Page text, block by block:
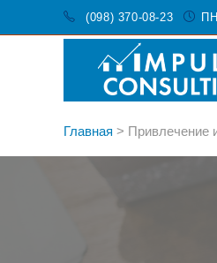
(098) 370-08-23
Главная > Привлечение